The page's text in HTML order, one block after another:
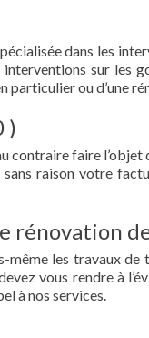
dans les
sur les
particulier ou d’une
)
contraire faire
raison votre
rénovation
même les travaux
vous rendre à
à nos services.